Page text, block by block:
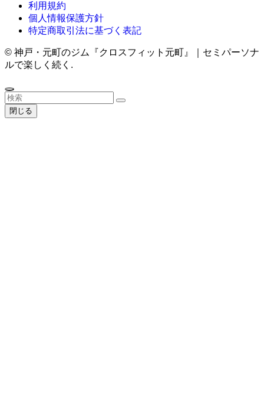
利用規約
個人情報保護方針
特定商取引法に基づく表記
© 神戸・元町のジム『クロスフィット元町』｜セミパーソナ
ルで楽しく続く.
閉じる